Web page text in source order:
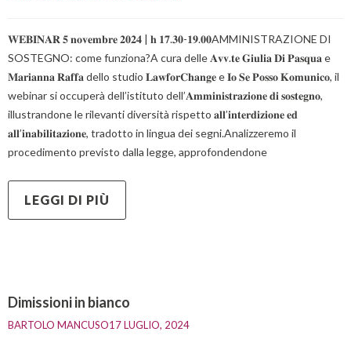
𝐖𝐄𝐁𝐈𝐍𝐀𝐑 𝟓 𝐧𝐨𝐯𝐞𝐦𝐛𝐫𝐞 𝟐𝟎𝟐𝟒 | 𝐡 𝟏𝟕.𝟑𝟎-𝟏𝟗.𝟎𝟎AMMINISTRAZIONE DI
SOSTEGNO: come funziona?A cura delle 𝐀𝐯𝐯.𝐭𝐞 𝐆𝐢𝐮𝐥𝐢𝐚 𝐃𝐢 𝐏𝐚𝐬𝐪𝐮𝐚 e
𝐌𝐚𝐫𝐢𝐚𝐧𝐧𝐚 𝐑𝐚𝐟𝐟𝐚 dello studio 𝐋𝐚𝐰𝐟𝐨𝐫𝐂𝐡𝐚𝐧𝐠𝐞 e 𝐈𝐨 𝐒𝐞 𝐏𝐨𝐬𝐬𝐨 𝐊𝐨𝐦𝐮𝐧𝐢𝐜𝐨, il
webinar si occuperà dell’istituto dell’𝐀𝐦𝐦𝐢𝐧𝐢𝐬𝐭𝐫𝐚𝐳𝐢𝐨𝐧𝐞 𝐝𝐢 𝐬𝐨𝐬𝐭𝐞𝐠𝐧𝐨,
illustrandone le rilevanti diversità rispetto 𝐚𝐥𝐥’𝐢𝐧𝐭𝐞𝐫𝐝𝐢𝐳𝐢𝐨𝐧𝐞 𝐞𝐝
𝐚𝐥𝐥’𝐢𝐧𝐚𝐛𝐢𝐥𝐢𝐭𝐚𝐳𝐢𝐨𝐧𝐞, tradotto in lingua dei segni.Analizzeremo il
procedimento previsto dalla legge, approfondendone
LEGGI DI PIÙ
Dimissioni in bianco
BARTOLO MANCUSO17 LUGLIO, 2024